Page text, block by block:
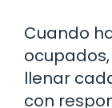
Cuando
llenar
con